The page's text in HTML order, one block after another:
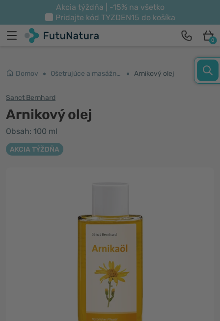
Akcia týždňa | -15% na všetko
Pridajte kód TYZDEN15 do košíka
0
Domov Ošetrujúce a masážne oleje Arnikový olej
Sanct Bernhard
Arnikový olej
Obsah: 100 ml
AKCIA TÝŽDŇA